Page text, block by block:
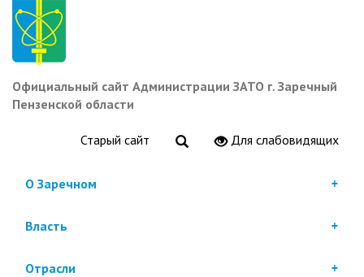
Перейти
основному
содержанию
Официальный сайт Администрации ЗАТО г. Заречный
Пензенской области
Старый сайт Для слабовидящих
О Заречном
Власть
Отрасли